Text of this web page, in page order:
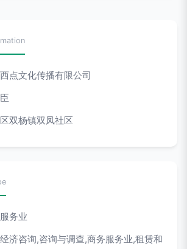
点文化传播有限公司
双杨镇双凤社区
务业
济咨询,咨询与调查,商务服务业,租赁和